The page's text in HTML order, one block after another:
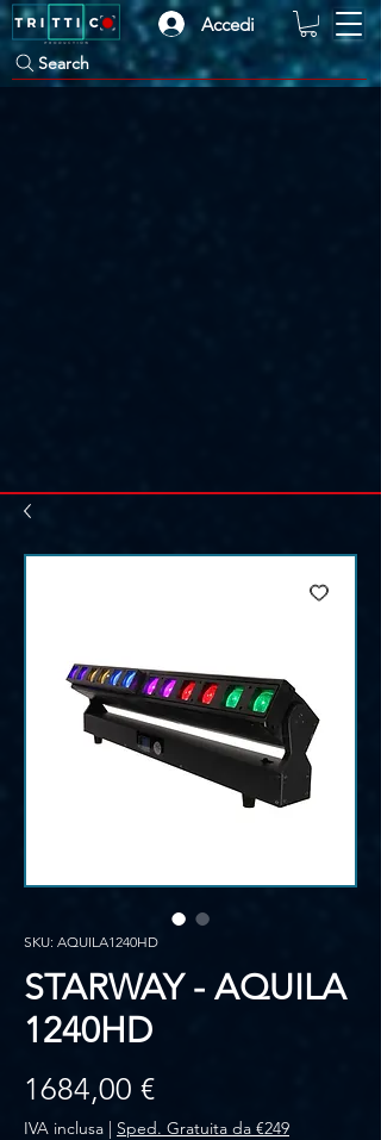
Accedi
Search
SKU: AQUILA1240HD
STARWAY - AQUILA
1240HD
1684,00 €Prezzo
IVA inclusa | Sped. Gratuita da €249